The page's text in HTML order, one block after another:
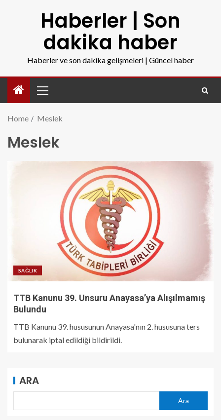
Haberler | Son
dakika haber
Haberler ve son dakika gelişmeleri | Güncel haber
Home Meslek
Meslek
SAĞLIK
TTB Kanunu 39. Unsuru Anayasa’ya Alışılmamış
Bulundu
TTB Kanunu 39. hususunun Anayasa'nın 2. hususuna ters
bulunarak iptal edildiği bildirildi.
ARA
Ara